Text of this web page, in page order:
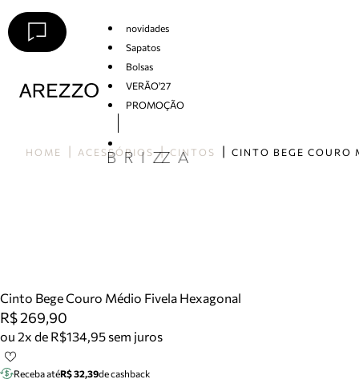
novidades
Sapatos
Bolsas
VERÃO'27
PROMOÇÃO
HOME ACESSÓRIOS CINTOS
Cinto Bege Couro Médio Fivela Hexagonal
R$ 269,90
ou 2x de R$134,95 sem juros
Receba atéR$ 32,39de cashback